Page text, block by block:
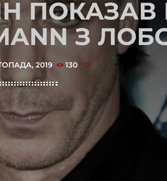
ПОКАЗАВ
З
2019 130